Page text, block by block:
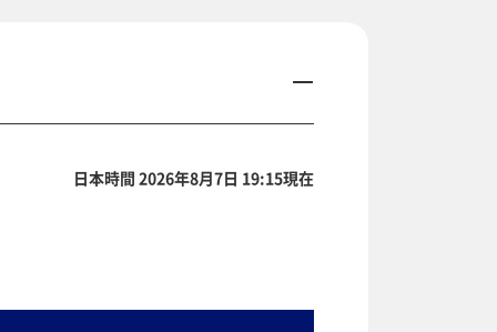
日本時間 2026年8月7日 19:15現在